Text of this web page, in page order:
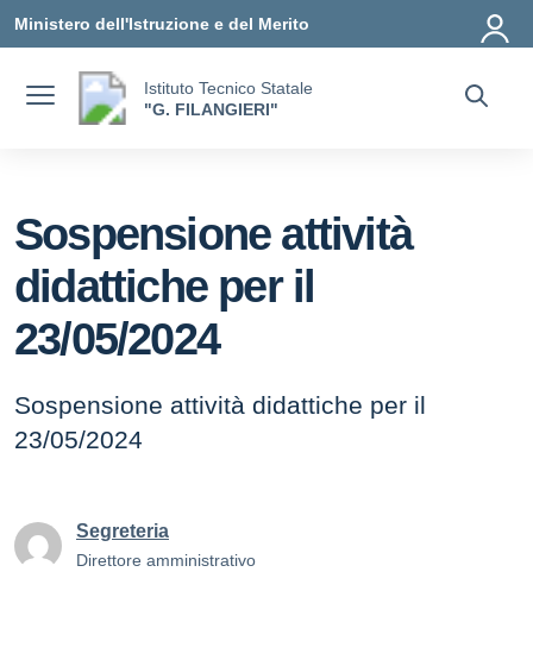
Ministero dell'Istruzione e del Merito
Istituto Tecnico Statale
"G. FILANGIERI"
Sospensione attività
didattiche per il
23/05/2024
Sospensione attività didattiche per il
23/05/2024
Segreteria
Direttore amministrativo